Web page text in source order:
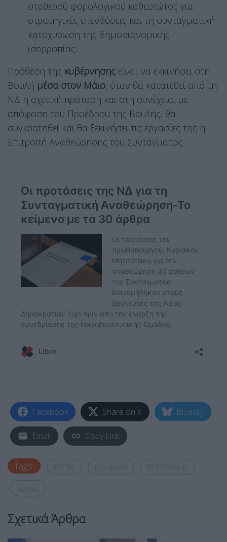
σταθερού φορολογικού καθεστώτος για
στρατηγικές επενδύσεις και τη συνταγματική
κατοχύρωση της δημοσιονομικής
ισορροπίας.
Πρόθεση της κυβέρνησης είναι να εκκινήσει στη
Βουλή μέσα στον Μάιο, όταν θα κατατεθεί από τη
ΝΔ η σχετική πρόταση και στη συνέχεια, με
απόφαση του Προέδρου της Βουλής, θα
συγκροτηθεί και θα ξεκινήσει τις εργασίες της η
Επιτροπή Αναθεώρησης του Συντάγματος.
Facebook Share on X Bluesky
Email Copy Link
Tags:
Σχετικά Άρθρα